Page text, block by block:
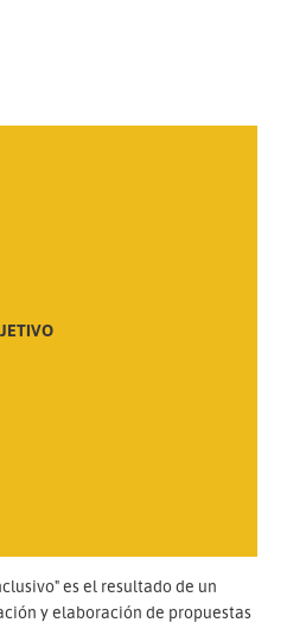
es el resultado de un
y elaboración de propuestas